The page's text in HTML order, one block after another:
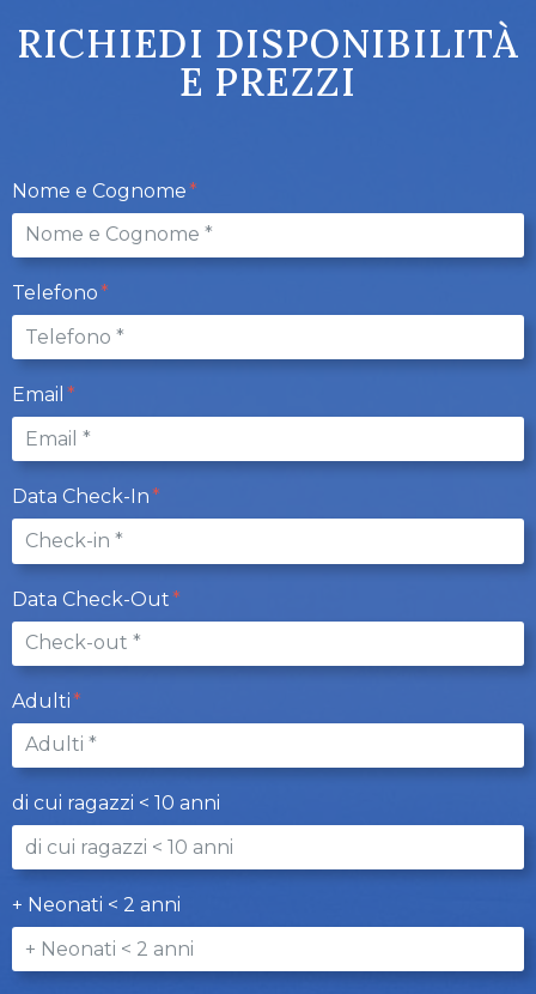
RICHIEDI DISPONIBILITÀ
E PREZZI
Nome e Cognome
Telefono
Email
Data Check-In
Data Check-Out
Adulti
di cui ragazzi < 10 anni
+ Neonati < 2 anni